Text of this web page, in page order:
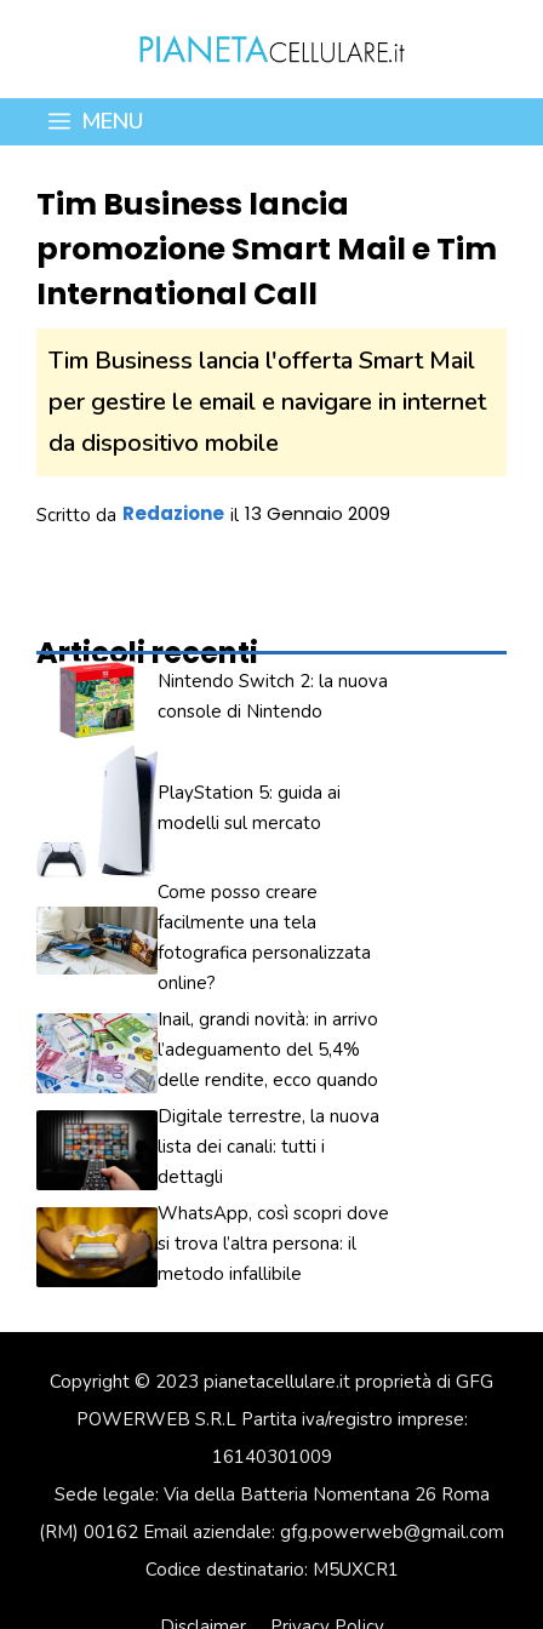
contenuto
MENU
Tim Business lancia
promozione Smart Mail e Tim
International Call
Tim Business lancia l'offerta Smart Mail
per gestire le email e navigare in internet
da dispositivo mobile
Scritto da Redazione il 13 Gennaio 2009
Articoli recenti
Nintendo Switch 2: la nuova
console di Nintendo
PlayStation 5: guida ai
modelli sul mercato
Come posso creare
facilmente una tela
fotografica personalizzata
online?
Inail, grandi novità: in arrivo
l’adeguamento del 5,4%
delle rendite, ecco quando
Digitale terrestre, la nuova
lista dei canali: tutti i
dettagli
WhatsApp, così scopri dove
si trova l’altra persona: il
metodo infallibile
Copyright © 2023 pianetacellulare.it proprietà di GFG
POWERWEB S.R.L Partita iva/registro imprese:
16140301009
Sede legale: Via della Batteria Nomentana 26 Roma
(RM) 00162 Email aziendale: gfg.powerweb@gmail.com
Codice destinatario: M5UXCR1